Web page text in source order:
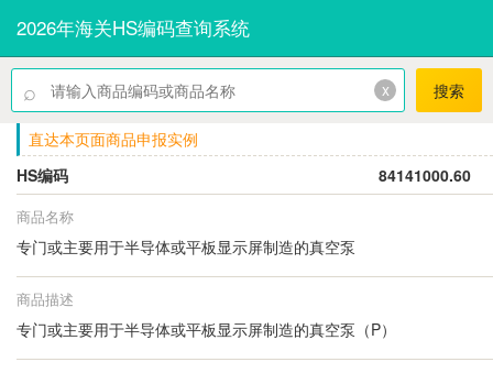
2026年海关HS编码查询系统
⌕ x 搜索
直达本页面商品申报实例
HS编码
84141000.60
商品名称
专门或主要用于半导体或平板显示屏制造的真空泵
商品描述
专门或主要用于半导体或平板显示屏制造的真空泵（P）